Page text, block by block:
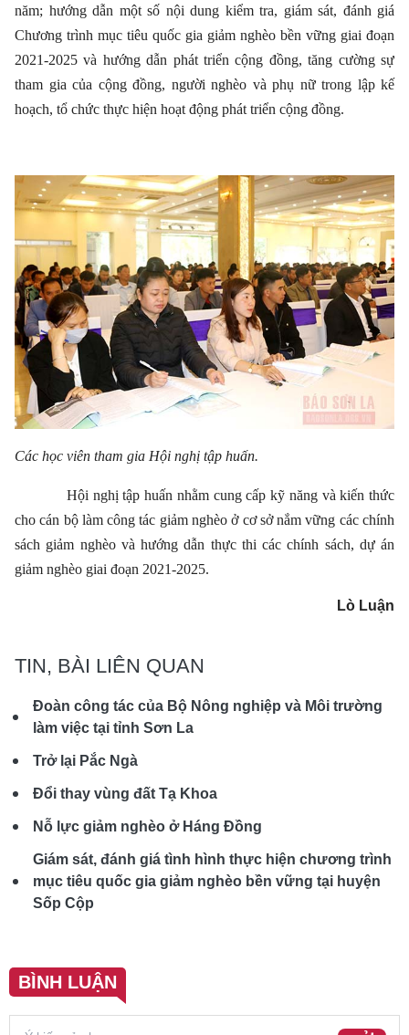
năm; hướng dẫn một số nội dung kiểm tra, giám sát, đánh giá
Chương trình mục tiêu quốc gia giảm nghèo bền vững giai đoạn
2021-2025 và hướng dẫn phát triển cộng đồng, tăng cường sự
tham gia của cộng đồng, người nghèo và phụ nữ trong lập kế
hoạch, tổ chức thực hiện hoạt động phát triển cộng đồng.
Các học viên tham gia Hội nghị tập huấn.
Hội nghị tập huấn nhằm cung cấp kỹ năng và kiến thức
cho cán bộ làm công tác giảm nghèo ở cơ sở nắm vững các chính
sách giảm nghèo và hướng dẫn thực thi các chính sách, dự án
giảm nghèo giai đoạn 2021-2025.
Lò Luận
TIN, BÀI LIÊN QUAN
Đoàn công tác của Bộ Nông nghiệp và Môi trường
làm việc tại tỉnh Sơn La
Trở lại Pắc Ngà
Đổi thay vùng đất Tạ Khoa
Nỗ lực giảm nghèo ở Háng Đồng
Giám sát, đánh giá tình hình thực hiện chương trình
mục tiêu quốc gia giảm nghèo bền vững tại huyện
Sốp Cộp
BÌNH LUẬN